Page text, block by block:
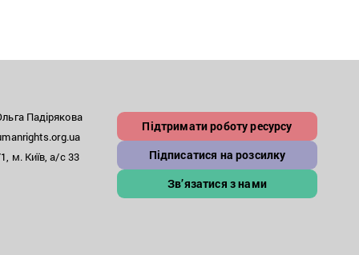
Падірякова
м. Київ, а/с 33
Підтримати роботу ресурсу
Підписатися на розсилку
Зв’язатися з нами